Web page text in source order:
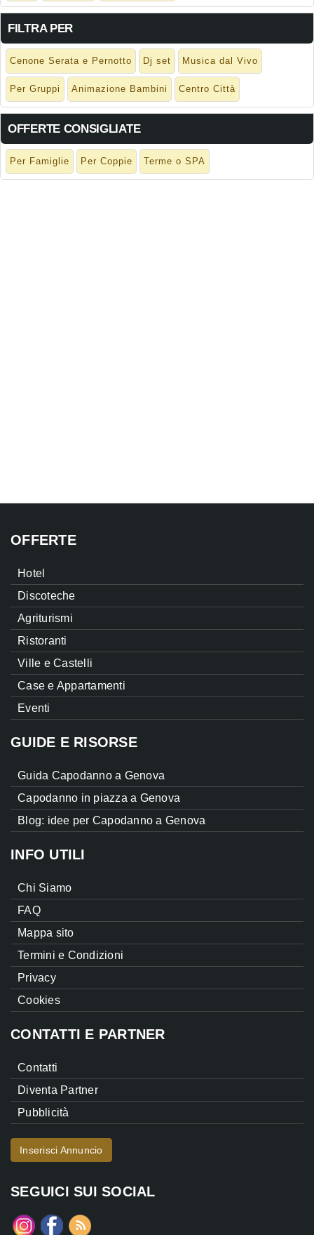
FILTRA PER
Cenone Serata e Pernotto Dj set Musica dal Vivo
Per Gruppi Animazione Bambini Centro Città
OFFERTE CONSIGLIATE
Per Famiglie Per Coppie Terme o SPA
OFFERTE
Hotel
Discoteche
Agriturismi
Ristoranti
Ville e Castelli
Case e Appartamenti
Eventi
GUIDE E RISORSE
Guida Capodanno a Genova
Capodanno in piazza a Genova
Blog: idee per Capodanno a Genova
INFO UTILI
Chi Siamo
FAQ
Mappa sito
Termini e Condizioni
Privacy
Cookies
CONTATTI E PARTNER
Contatti
Diventa Partner
Pubblicità
Inserisci Annuncio
SEGUICI SUI SOCIAL